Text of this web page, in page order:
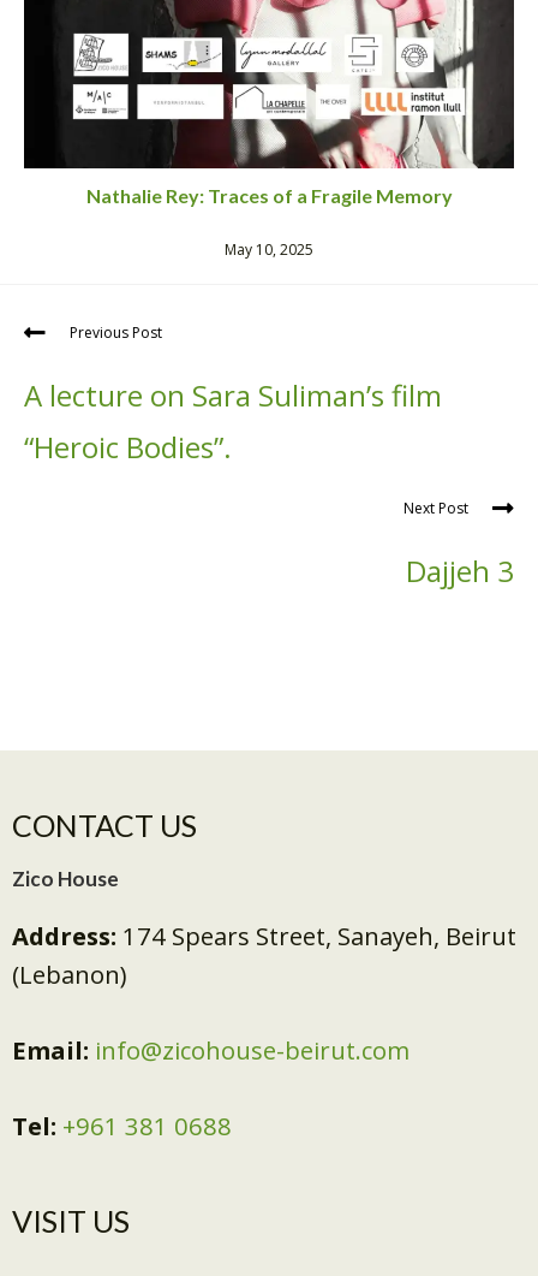
Nathalie Rey: Traces of a Fragile Memory
May 10, 2025
Previous Post
A lecture on Sara Suliman’s film
“Heroic Bodies”.
Next Post
Dajjeh 3
CONTACT US
Zico House
Address: 174 Spears Street, Sanayeh, Beirut
(Lebanon)
Email: info@zicohouse-beirut.com
Tel: +961 381 0688
VISIT US​